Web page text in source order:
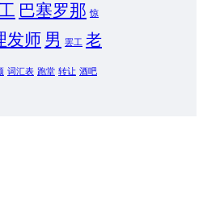
巴塞罗那 惊
发师 男 罢工 老
词汇表 跑堂 转让 酒吧